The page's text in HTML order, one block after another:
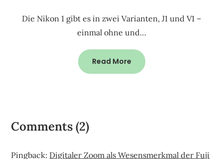
Die Nikon 1 gibt es in zwei Varianten, J1 und V1 –
einmal ohne und…
Read More
Comments (2)
Pingback: Digitaler Zoom als Wesensmerkmal der Fuji